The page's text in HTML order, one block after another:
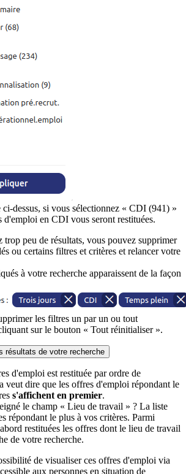
dessus, si vous sélectionnez « CDI (941) »
d'emploi en CDI vous seront restituées.
trop peu de résultats, vous pouvez supprimer
ou certains filtres et critères et relancer votre
à votre recherche apparaissent de la façon
les filtres un par un ou tout
sur le bouton « Tout réinitialiser ».
résultats de votre recherche
d'emploi est restituée par ordre de
veut dire que les offres d'emploi répondant le
s'affichent en premier.
le champ « Lieu de travail » ? La liste
répondant le plus à vos critères. Parmi
restituées les offres dont le lieu de travail
de votre recherche.
de visualiser ces offres d'emploi via
aux personnes en situation de